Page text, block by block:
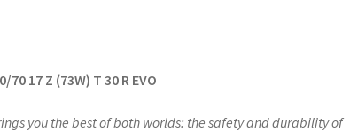
70 17 Z (73W) T 30 R EVO
you the best of both worlds: the safety and durability of